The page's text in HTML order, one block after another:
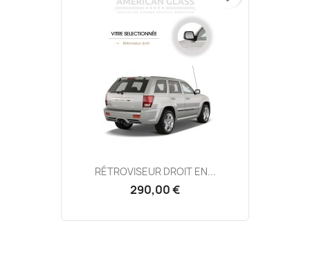
RÉTROVISEUR DROIT EN...
290,00 €